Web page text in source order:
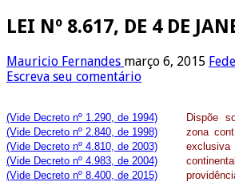
LEI Nº 8.617, DE 4 DE
Mauricio Fernandes março 6, 2015
Escreva seu comentário
(Vide Decreto nº 1.290, de 1994)
(Vide Decreto nº 2.840, de 1998)
(Vide Decreto nº 4.810, de 2003)
(Vide Decreto nº 4.983, de 2004)
(Vide Decreto nº 8.400, de 2015)
Dispõe
zona